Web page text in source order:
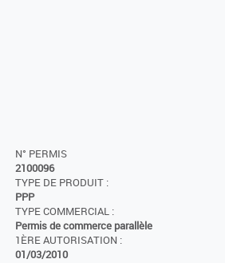
N° PERMIS
2100096
TYPE DE PRODUIT :
PPP
TYPE COMMERCIAL :
Permis de commerce parallèle
1ÈRE AUTORISATION :
01/03/2010